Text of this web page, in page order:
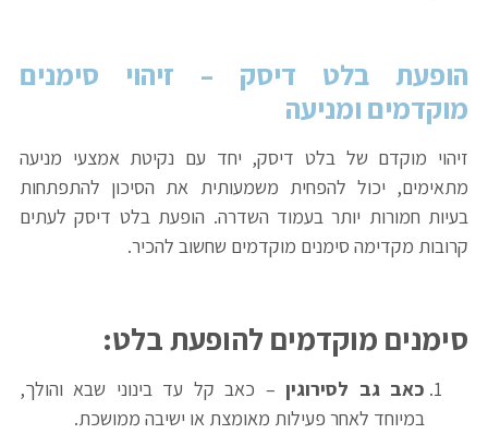
הופעת בלט דיסק – זיהוי סימנים
מוקדמים ומניעה
זיהוי מוקדם של בלט דיסק, יחד עם נקיטת אמצעי מניעה
מתאימים, יכול להפחית משמעותית את הסיכון להתפתחות
בעיות חמורות יותר בעמוד השדרה. הופעת בלט דיסק לעתים
קרובות מקדימה סימנים מוקדמים שחשוב להכיר.
סימנים מוקדמים להופעת בלט:
כאב גב לסירוגין– כאב קל עד בינוני שבא והולך,
במיוחד לאחר פעילות מאומצת או ישיבה ממושכת.